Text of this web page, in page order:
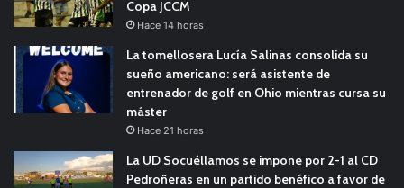
Copa JCCM
Hace 14 horas
La tomellosera Lucía Salinas consolida su
sueño americano: será asistente de
entrenador de golf en Ohio mientras cursa su
máster
Hace 21 horas
La UD Socuéllamos se impone por 2-1 al CD
Pedroñeras en un partido benéfico a favor de